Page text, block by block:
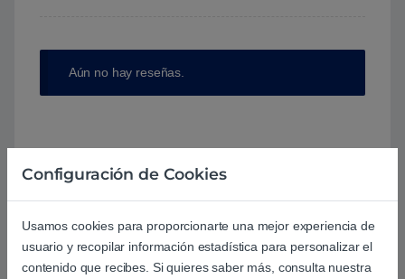
Aún no hay reseñas.
Preguntas y respuestas de los
usuarios sobre este producto
Configuración de Cookies
Usamos cookies para proporcionarte una mejor experiencia de
usuario y recopilar información estadística para personalizar el
contenido que recibes. Si quieres saber más, consulta nuestra